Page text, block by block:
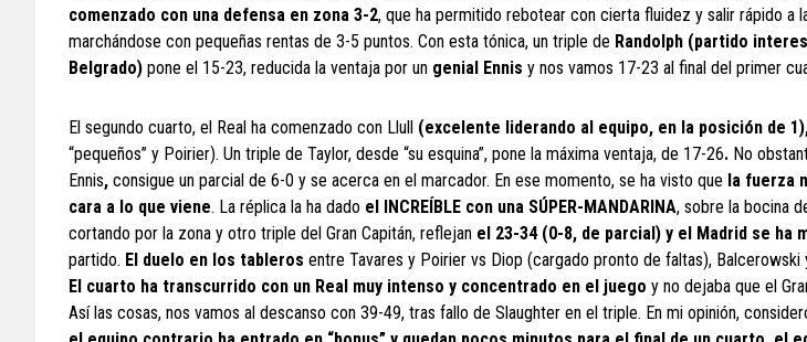
comenzado con una defensa en zona 3-2, que ha permitido rebotear con cierta fluidez y salir rápido a
marchándose con pequeñas rentas de 3-5 puntos. Con esta tónica, un triple de Randolph (partido
Belgrado) pone el 15-23, reducida la ventaja por un genial Ennis y nos vamos 17-23 al final del primer
El segundo cuarto, el Real ha comenzado con Llull (excelente liderando al equipo, en la posición de
“pequeños” y Poirier). Un triple de Taylor, desde “su esquina”, pone la máxima ventaja, de 17-26. No
Ennis, consigue un parcial de 6-0 y se acerca en el marcador. En ese momento, se ha visto que la fuerza
cara a lo que viene. La réplica la ha dado el INCREÍBLE con una SÚPER-MANDARINA, sobre la bocina
cortando por la zona y otro triple del Gran Capitán, reflejan el 23-34 (0-8, de parcial) y el Madrid se ha
partido. El duelo en los tableros entre Tavares y Poirier vs Diop (cargado pronto de faltas), Balcerowski
El cuarto ha transcurrido con un Real muy intenso y concentrado en el juego y no dejaba que el
Así las cosas, nos vamos al descanso con 39-49, tras fallo de Slaughter en el triple. En mi opinión,